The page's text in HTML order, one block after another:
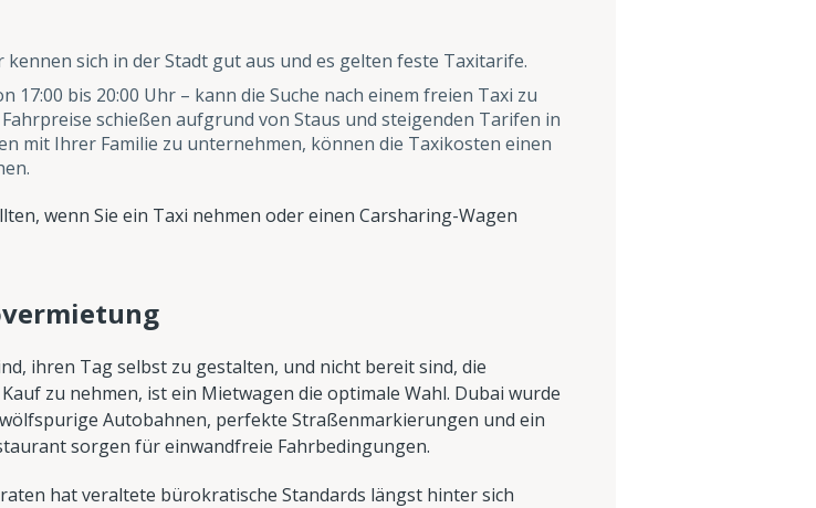
sich in der Stadt gut aus und es gelten feste Taxitarife.
17:00 bis 20:00 Uhr – kann die Suche nach einem freien Taxi zu
schießen aufgrund von Staus und steigenden Tarifen in
mit Ihrer Familie zu unternehmen, können die Taxikosten einen
wenn Sie ein Taxi nehmen oder einen Carsharing-Wagen
ihren Tag selbst zu gestalten, und nicht bereit sind, die
zu nehmen, ist ein Mietwagen die optimale Wahl. Dubai wurde
Autobahnen, perfekte Straßenmarkierungen und ein
sorgen für einwandfreie Fahrbedingungen.
hat veraltete bürokratische Standards längst hinter sich